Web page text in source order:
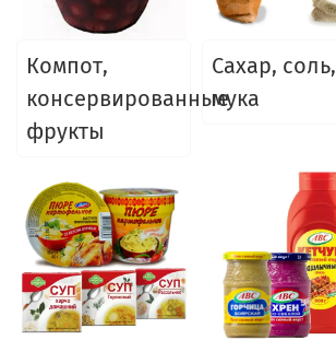
Компот,
консервированные
фрукты
Сахар, соль,
мука